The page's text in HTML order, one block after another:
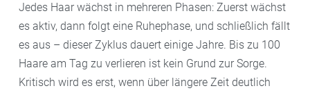
Jedes Haar wächst in mehreren Phasen: Zuerst wächst
es aktiv, dann folgt eine Ruhephase, und schließlich fällt
es aus – dieser Zyklus dauert einige Jahre. Bis zu 100
Haare am Tag zu verlieren ist kein Grund zur Sorge.
Kritisch wird es erst, wenn über längere Zeit deutlich